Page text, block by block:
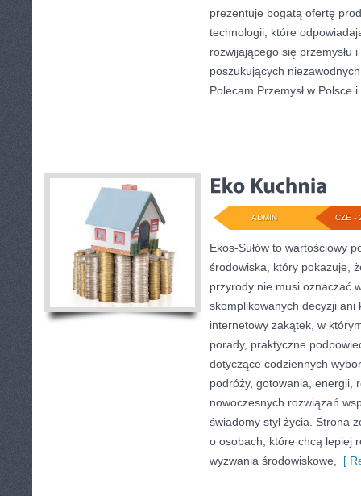
prezentuje bogatą ofertę
technologii, które
rozwijającego się przemysłu
poszukujących
Polecam Przemysł w Polsce i
CZE -
ADMIN
Ekos-Sułów to wartościowy
środowiska, który pokazuje,
przyrody nie musi oznaczać
skomplikowanych decyzji ani
internetowy zakątek, w
porady, praktyczne
dotyczące codziennych
podróży, gotowania, energii,
nowoczesnych rozwiązań
świadomy styl życia. Strona
o osobach, które chcą lepiej
wyzwania środowiskowe,
[